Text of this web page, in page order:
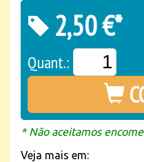
2,50 €*
Quant.:
* Não aceitamos
Veja mais em: